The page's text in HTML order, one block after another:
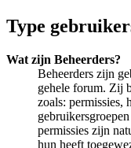
Type
Wat zijn Beheerders?
Beheerders zijn
gehele forum. Zij
zoals: permissies,
permissies zijn
hun heeft